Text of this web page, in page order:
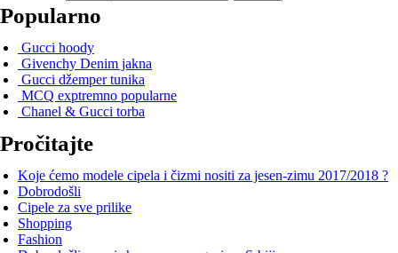
Popularno
Gucci hoody
Givenchy Denim jakna
Gucci džemper tunika
MCQ exptremno popularne
Chanel & Gucci torba
Pročitajte
Koje ćemo modele cipela i čizmi nositi za jesen-zimu 2017/2018 ?
Dobrodošli
Cipele za sve prilike
Shopping
Fashion